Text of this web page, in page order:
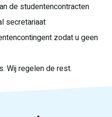
de studentencontracten
secretariaat
zodat u geen
Wij regelen de rest.